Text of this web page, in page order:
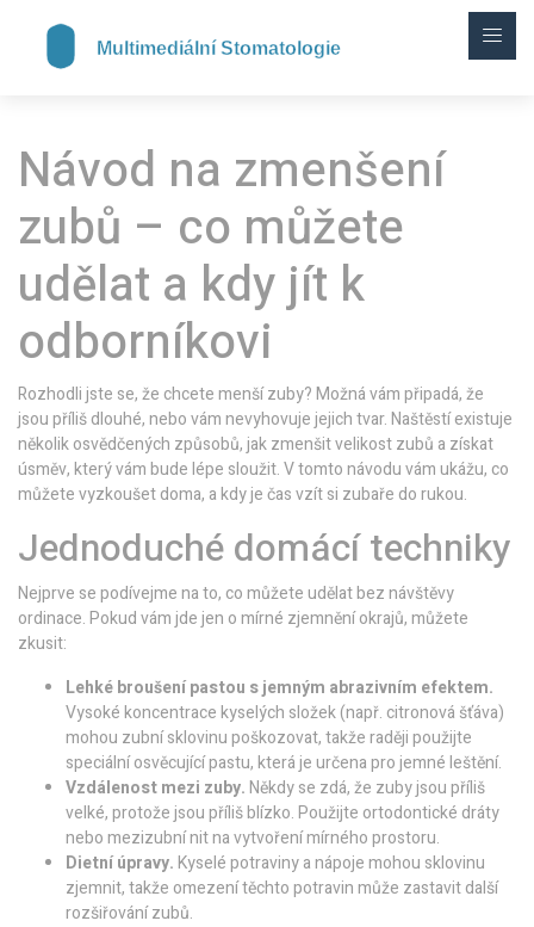
Návod na zmenšení
zubů – co můžete
udělat a kdy jít k
odborníkovi
Rozhodli jste se, že chcete menší zuby? Možná vám připadá, že
jsou příliš dlouhé, nebo vám nevyhovuje jejich tvar. Naštěstí existuje
několik osvědčených způsobů, jak zmenšit velikost zubů a získat
úsměv, který vám bude lépe sloužit. V tomto návodu vám ukážu, co
můžete vyzkoušet doma, a kdy je čas vzít si zubaře do rukou.
Jednoduché domácí techniky
Nejprve se podívejme na to, co můžete udělat bez návštěvy
ordinace. Pokud vám jde jen o mírné zjemnění okrajů, můžete
zkusit:
Lehké broušení pastou s jemným abrazivním efektem.
Vysoké koncentrace kyselých složek (např. citronová šťáva)
mohou zubní sklovinu poškozovat, takže raději použijte
speciální osvěcující pastu, která je určena pro jemné leštění.
Vzdálenost mezi zuby.Někdy se zdá, že zuby jsou příliš
velké, protože jsou příliš blízko. Použijte ortodontické dráty
nebo mezizubní nit na vytvoření mírného prostoru.
Dietní úpravy.Kyselé potraviny a nápoje mohou sklovinu
zjemnit, takže omezení těchto potravin může zastavit další
rozšiřování zubů.